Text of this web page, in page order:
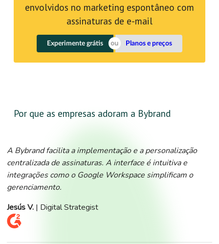
envolvidos no marketing espontâneo com
assinaturas de e-mail
Experimente grátis Planos e preços
Por que as empresas adoram a Bybrand
A Bybrand facilita a implementação e a personalização
centralizada de assinaturas. A interface é intuitiva e
integrações como o Google Workspace simplificam o
gerenciamento.
Jesús V. | Digital Strategist